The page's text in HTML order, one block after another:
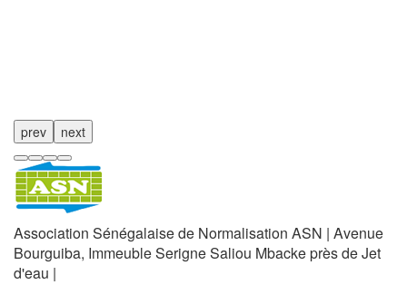
prev next
Association Sénégalaise de Normalisation ASN | Avenue
Bourguiba, Immeuble Serigne Saliou Mbacke près de Jet
d'eau |